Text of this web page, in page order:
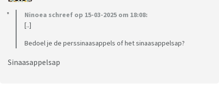
Ninoea schreef op 15-03-2025 om 18:08:
[..]
Bedoel je de perssinaasappels of het sinaasappelsap?
Sinaasappelsap